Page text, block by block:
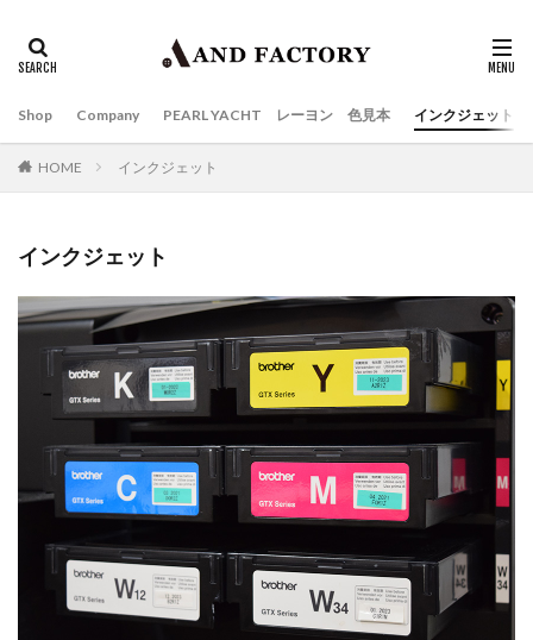
Shop Company PEARL YACHT レーヨン 色見本 インクジェット
HOME インクジェット
インクジェット